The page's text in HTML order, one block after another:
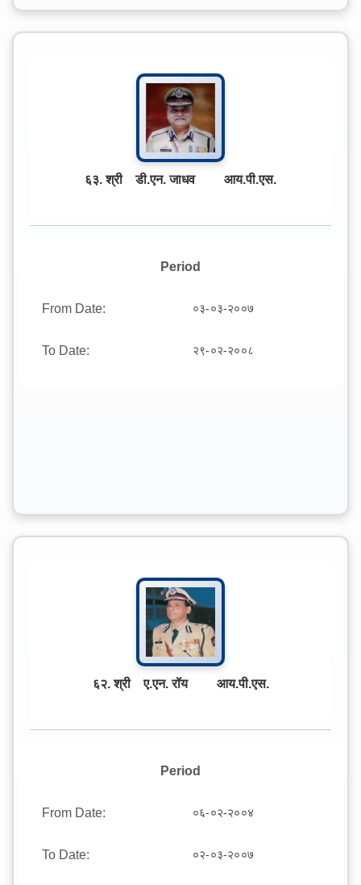
६३. श्री डी.एन. जाधव आय.पी.एस.
Period
From Date: ०३-०३-२००७
To Date: २९-०२-२००८
६२. श्री ए.एन. रॉय आय.पी.एस.
Period
From Date: ०६-०२-२००४
To Date: ०२-०३-२००७